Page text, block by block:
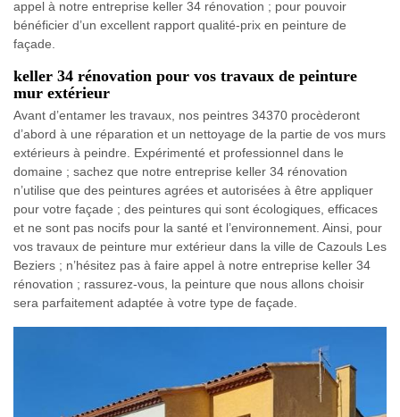
appel à notre entreprise keller 34 rénovation ; pour pouvoir
bénéficier d’un excellent rapport qualité-prix en peinture de
façade.
keller 34 rénovation pour vos travaux de peinture
mur extérieur
Avant d’entamer les travaux, nos peintres 34370 procèderont
d’abord à une réparation et un nettoyage de la partie de vos murs
extérieurs à peindre. Expérimenté et professionnel dans le
domaine ; sachez que notre entreprise keller 34 rénovation
n’utilise que des peintures agrées et autorisées à être appliquer
pour votre façade ; des peintures qui sont écologiques, efficaces
et ne sont pas nocifs pour la santé et l’environnement. Ainsi, pour
vos travaux de peinture mur extérieur dans la ville de Cazouls Les
Beziers ; n’hésitez pas à faire appel à notre entreprise keller 34
rénovation ; rassurez-vous, la peinture que nous allons choisir
sera parfaitement adaptée à votre type de façade.